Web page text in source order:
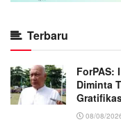
Terbaru
ForPAS:
Diminta
08/08/